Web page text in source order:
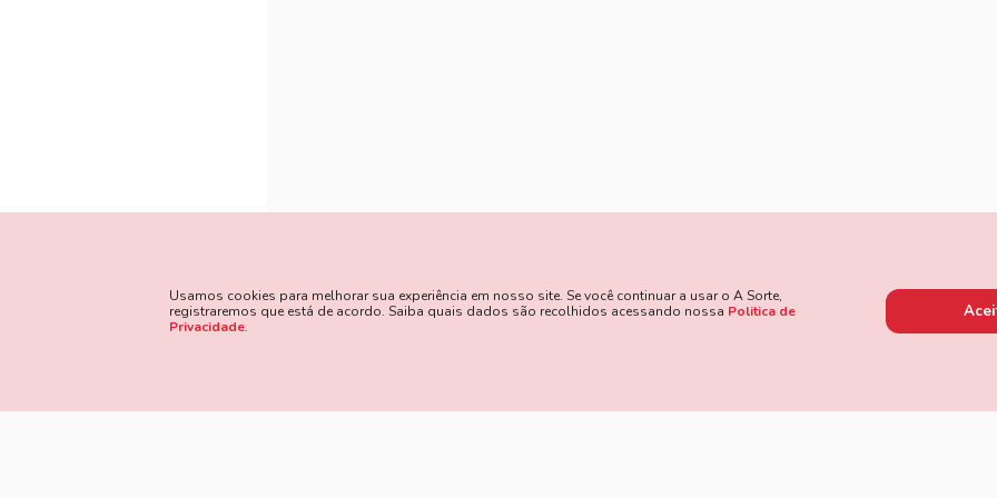
Usamos cookies para melhorar sua experiência em nosso site. Se você continuar a usar o A Sorte,
registraremos que está de acordo. Saiba quais dados são recolhidos acessando nossa Politica de
Privacidade.